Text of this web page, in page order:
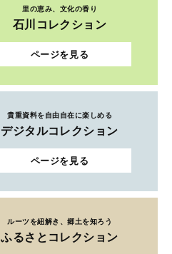
里の恵み、文化の香り
石川コレクション
ページを見る
貴重資料を自由自在に楽しめる
デジタルコレクション
ページを見る
ルーツを紐解き、郷土を知ろう
ふるさとコレクション